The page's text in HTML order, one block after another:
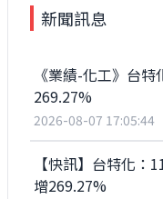
新聞訊息
《業績-化工》台
269.27%
2026-08-07 17:05:44
【快訊】台特化：
增269.27%